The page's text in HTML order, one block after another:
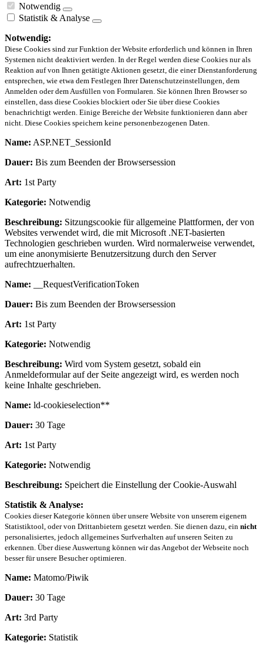
Notwendig
Statistik & Analyse
Notwendig:
Diese Cookies sind zur Funktion der Website erforderlich und können in Ihren
Systemen nicht deaktiviert werden. In der Regel werden diese Cookies nur als
Reaktion auf von Ihnen getätigte Aktionen gesetzt, die einer Dienstanforderung
entsprechen, wie etwa dem Festlegen Ihrer Datenschutzeinstellungen, dem
Anmelden oder dem Ausfüllen von Formularen. Sie können Ihren Browser so
einstellen, dass diese Cookies blockiert oder Sie über diese Cookies
benachrichtigt werden. Einige Bereiche der Website funktionieren dann aber
nicht. Diese Cookies speichern keine personenbezogenen Daten.
Name: ASP.NET_SessionId
Dauer: Bis zum Beenden der Browsersession
Art: 1st Party
Kategorie: Notwendig
Beschreibung: Sitzungscookie für allgemeine Plattformen, der von
Websites verwendet wird, die mit Microsoft .NET-basierten
Technologien geschrieben wurden. Wird normalerweise verwendet,
um eine anonymisierte Benutzersitzung durch den Server
aufrechtzuerhalten.
Name: __RequestVerificationToken
Dauer: Bis zum Beenden der Browsersession
Art: 1st Party
Kategorie: Notwendig
Beschreibung: Wird vom System gesetzt, sobald ein
Anmeldeformular auf der Seite angezeigt wird, es werden noch
keine Inhalte geschrieben.
Name: ld-cookieselection**
Dauer: 30 Tage
Art: 1st Party
Kategorie: Notwendig
Beschreibung: Speichert die Einstellung der Cookie-Auswahl
Statistik & Analyse:
Cookies dieser Kategorie können über unsere Website von unserem eigenem
Statistiktool, oder von Drittanbietern gesetzt werden. Sie dienen dazu, ein nicht
personalisiertes, jedoch allgemeines Surfverhalten auf unseren Seiten zu
erkennen. Über diese Auswertung können wir das Angebot der Webseite noch
besser für unsere Besucher optimieren.
Name: Matomo/Piwik
Dauer: 30 Tage
Art: 3rd Party
Kategorie: Statistik